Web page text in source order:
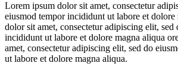
Lorem ipsum dolor sit amet, consectetur
eiusmod tempor incididunt ut labore et dolore
dolor sit amet, consectetur adipiscing elit, sed
incididunt ut labore et dolore magna aliqua
amet, consectetur adipiscing elit, sed do
ut labore et dolore magna aliqua.